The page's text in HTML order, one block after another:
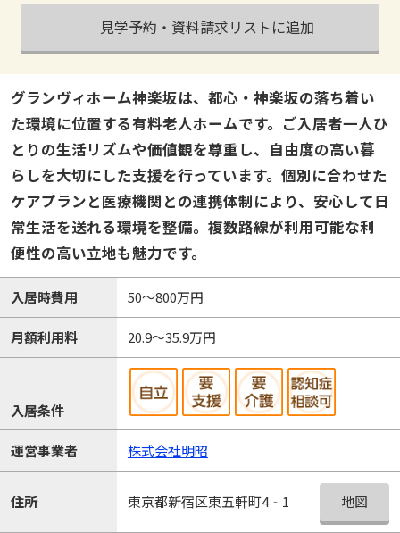
見学予約・資料請求リストに追加
グランヴィホーム神楽坂は、都心・神楽坂の落ち着い
た環境に位置する有料老人ホームです。ご入居者一人ひ
とりの生活リズムや価値観を尊重し、自由度の高い暮
らしを大切にした支援を行っています。個別に合わせた
ケアプランと医療機関との連携体制により、安心して日
常生活を送れる環境を整備。複数路線が利用可能な利
便性の高い立地も魅力です。
入居時費用 50～800万円
月額利用料 20.9～35.9万円
入居条件
運営事業者 株式会社明昭
住所 東京都新宿区東五軒町4‐1 地図